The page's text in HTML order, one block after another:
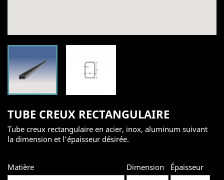
TUBE CREUX RECTANGULAIRE
Tube creux rectangulaire en acier, inox, aluminum suivant
la dimension et l'épaisseur désirée.
Matière Dimension Épaisseur